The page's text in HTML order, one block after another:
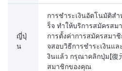
ญี่ปุ่
น
การชำระเงินอัตโนมัติส
ร็จ ทำให้บริการสมัครส
การตั้งค่าการสมัครสมาชิ
จสอบวิธีการชำระเงินแล
งินแล้ว กรุณาคลิกปุ่ม【復
สมาชิกของคุณ